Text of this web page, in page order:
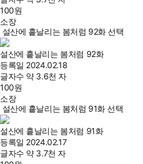
100원
소장
설산에 흩날리는 봄처럼 92화 선택
설산에 흩날리는 봄처럼 92화
등록일 2024.02.18
글자수 약 3.6천 자
100원
소장
설산에 흩날리는 봄처럼 91화 선택
설산에 흩날리는 봄처럼 91화
등록일 2024.02.17
글자수 약 3.7천 자